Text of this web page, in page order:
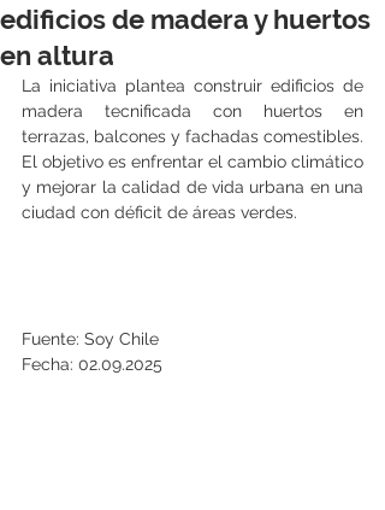
edificios de madera y huertos
en altura
La iniciativa plantea construir edificios de
madera tecnificada con huertos en
terrazas, balcones y fachadas comestibles.
El objetivo es enfrentar el cambio climático
y mejorar la calidad de vida urbana en una
ciudad con déficit de áreas verdes.
Fuente: Soy Chile
Fecha: 02.09.2025